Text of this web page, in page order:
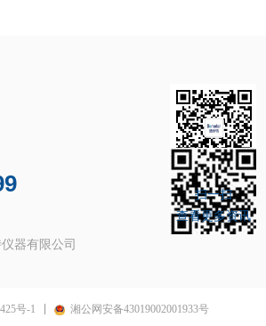
器有限公司
扫一扫
查看更多资讯
号-1 湘公网安备43019002001933号